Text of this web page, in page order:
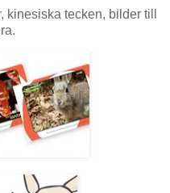
kinesiska tecken, bilder till